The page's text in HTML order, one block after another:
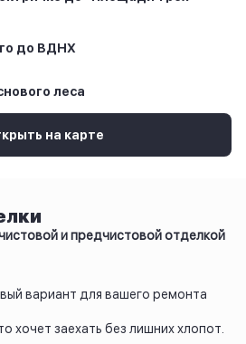
до ВДНХ
леса
на карте
и предчистовой отделкой
вариант для вашего ремонта
хочет заехать без лишних хлопот.